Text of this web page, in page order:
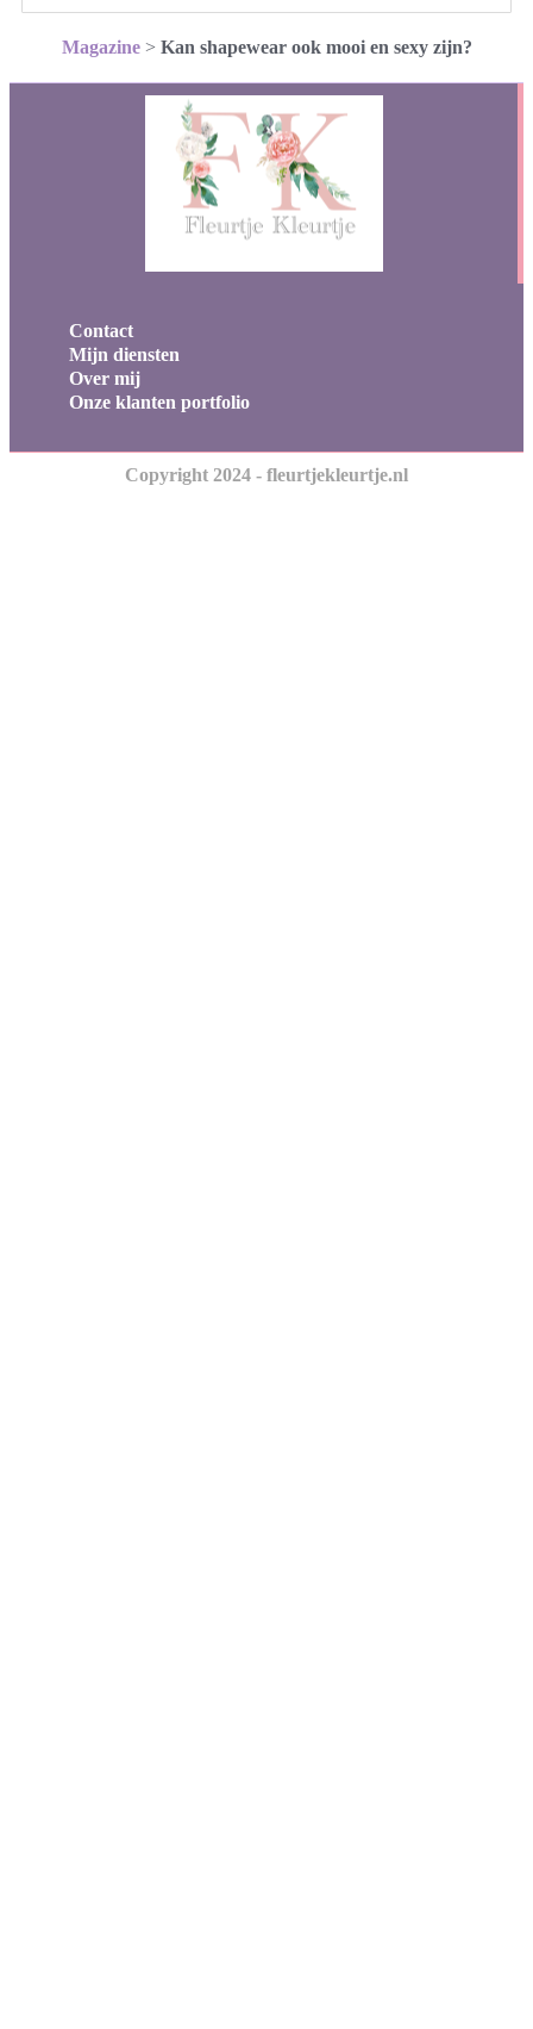
Magazine> Kan shapewear ook mooi en sexy zijn?
Contact
Mijn diensten
Over mij
Onze klanten portfolio
Copyright 2024 - fleurtjekleurtje.nl